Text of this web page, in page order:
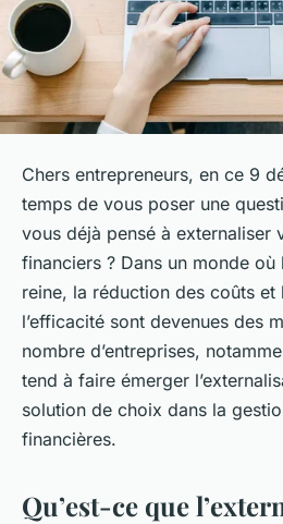
Chers entrepreneurs, en ce 9
temps de vous poser une
vous déjà pensé à externaliser
financiers ? Dans un monde
reine, la réduction des coûts et
l’efficacité sont devenues des
nombre d’entreprises,
tend à faire émerger
solution de choix dans la
financières.
Qu’est-ce que